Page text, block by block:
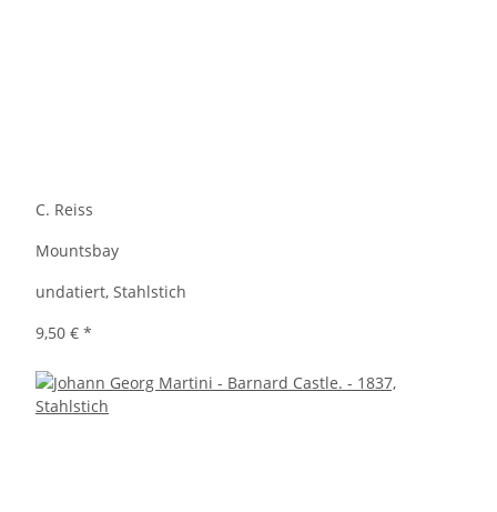
C. Reiss
Mountsbay
undatiert, Stahlstich
9,50 € *